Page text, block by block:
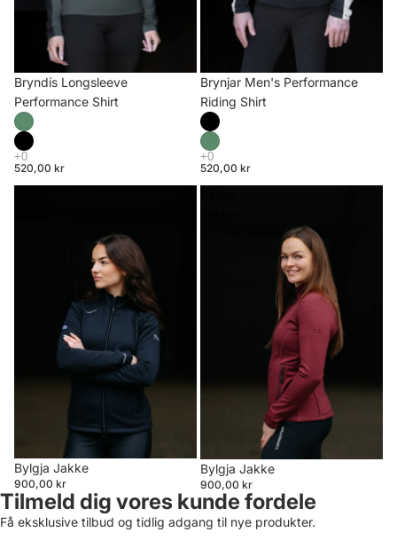
Bryndís Longsleeve
Performance Shirt
520,00 kr
Brynjar Men's Performance
Riding Shirt
520,00 kr
Bylgja Jakke
900,00 kr
Bylgja Jakke
900,00 kr
Tilmeld dig vores kunde fordele
Få eksklusive tilbud og tidlig adgang til nye produkter.